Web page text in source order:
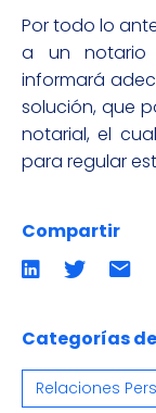
Por todo lo
a un notario
informará
solución, que
notarial, el
para regular
Compartir
Compartir
en
Compartir
en por
email
Categorías
Relaciones